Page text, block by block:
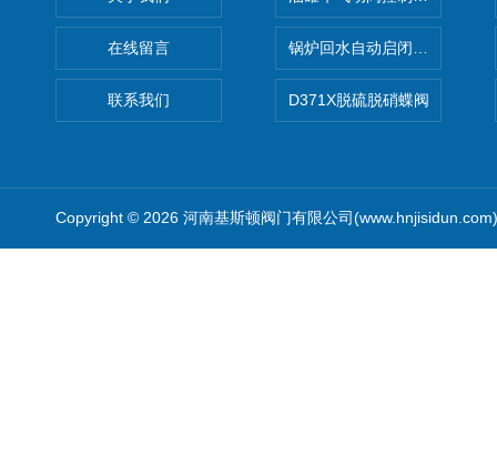
在线留言
联系我们
锅炉回水自动启闭阀KTH41X
D371X脱硫脱硝蝶阀
Copyright © 2026 河南基斯顿阀门有限公司